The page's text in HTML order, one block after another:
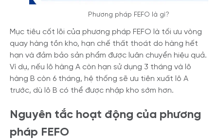
Phương pháp FEFO là gì?
Mục tiêu cốt lõi của phương pháp FEFO là tối ưu vòng
quay hàng tồn kho, hạn chế thất thoát do hàng hết
hạn và đảm bảo sản phẩm được luân chuyển hiệu quả.
Ví dụ, nếu lô hàng A còn hạn sử dụng 3 tháng và lô
hàng B còn 6 tháng, hệ thống sẽ ưu tiên xuất lô A
trước, dù lô B có thể được nhập kho sớm hơn.
Nguyên tắc hoạt động của phương
pháp FEFO